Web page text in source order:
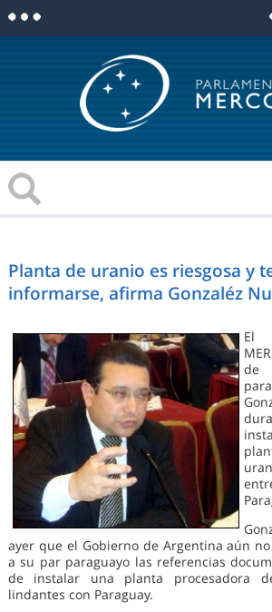
Planta de uranio es riesgosa y
informarse, afirma Gonzaléz
El
de
ayer que el Gobierno de Argentina aún
a su par paraguayo las referencias
de instalar una planta procesadora
lindantes con Paraguay.